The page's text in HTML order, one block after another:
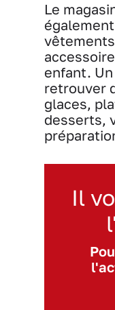
Le
enfant.
retrouver
glaces,
desserts,
Il